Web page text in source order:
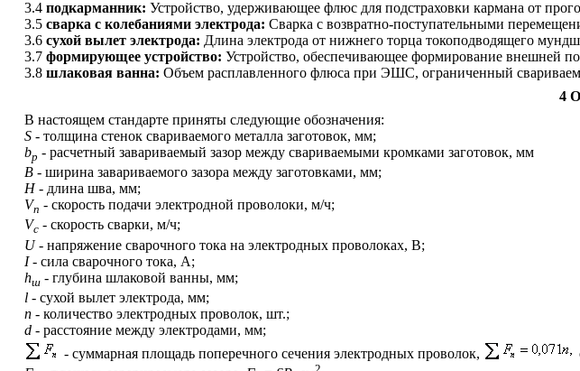
3.4подкарманник: Устройство, удерживающее флюс для подстраховки кармана от
3.5сварка с колебаниями электрода: Сварка с возвратно-поступательными
3.6сухой вылет электрода: Длина электрода от нижнего торца токоподводящего
3.7формирующее устройство: Устройство, обеспечивающее формирование внешней
3.8шлаковая ванна: Объем расплавленного флюса при ЭШС, ограниченный
4
В настоящем стандарте приняты следующие обозначения:
S-толщина стенок свариваемого металла заготовок, мм;
bр -расчетный завариваемый зазор между свариваемыми кромками заготовок, мм
В -ширина завариваемого зазора между заготовками, мм;
Н -длина шва, мм;
Vп - скорость подачи электродной проволоки, м/ч;
Vс-скорость сварки, м/ч;
U-напряжение сварочного тока на электродных проволоках, В;
I-сила сварочного тока, А;
hш- глубина шлаковой ванны, мм;
l- сухой вылет электрода, мм;
п -количество электродных проволок, шт.;
d-расстояние между электродами, мм;
-суммарная площадь поперечного сечения электродных проволок,